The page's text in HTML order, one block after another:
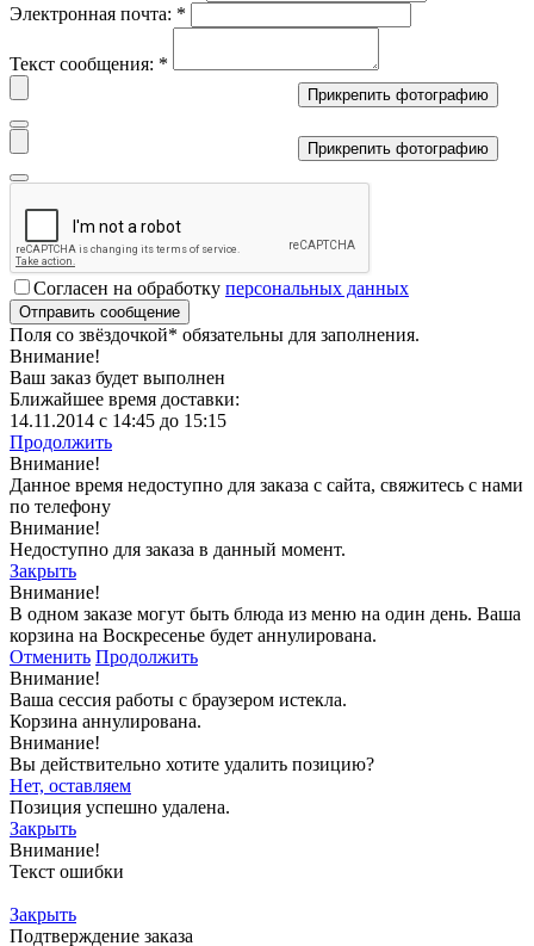
Электронная почта: *
Текст сообщения: *
Прикрепить фотографию
Прикрепить фотографию
Согласен на обработку персональных данных
Поля со звёздочкой* обязательны для заполнения.
Внимание!
Ваш заказ будет выполнен
Ближайшее время доставки:
14.11.2014 с 14:45 до 15:15
Продолжить
Внимание!
Данное время недоступно для заказа с сайта, свяжитесь с нами
по телефону
Внимание!
Недоступно для заказа в данный момент.
Закрыть
Внимание!
В одном заказе могут быть блюда из меню на один день. Ваша
корзина на Воскресенье будет аннулирована.
Отменить Продолжить
Внимание!
Ваша сессия работы с браузером истекла.
Корзина аннулирована.
Внимание!
Вы действительно хотите удалить позицию?
Нет, оставляем
Позиция успешно удалена.
Закрыть
Внимание!
Текст ошибки
Закрыть
Подтверждение заказа